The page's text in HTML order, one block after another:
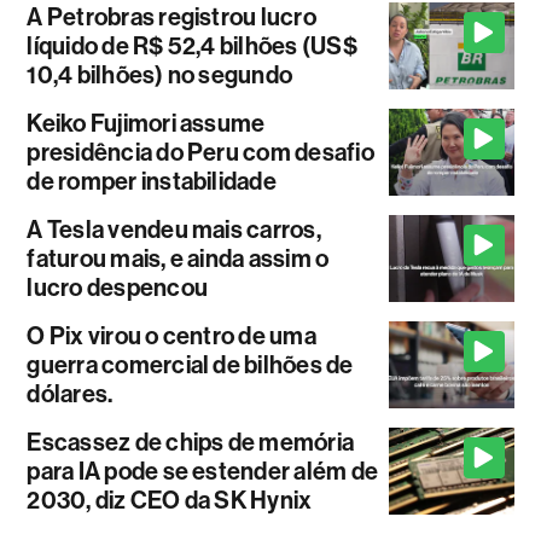
A Petrobras registrou lucro
líquido de R$ 52,4 bilhões (US$
10,4 bilhões) no segundo
Keiko Fujimori assume
presidência do Peru com desafio
de romper instabilidade
A Tesla vendeu mais carros,
faturou mais, e ainda assim o
lucro despencou
O Pix virou o centro de uma
guerra comercial de bilhões de
dólares.
Escassez de chips de memória
para IA pode se estender além de
2030, diz CEO da SK Hynix